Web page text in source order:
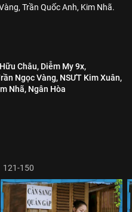
Trần Quốc Anh, Kim Nhã.
Châu, Diễm My 9x,
Ngọc Vàng, NSƯT Kim Xuân,
Nhã, Ngân Hòa
121-150